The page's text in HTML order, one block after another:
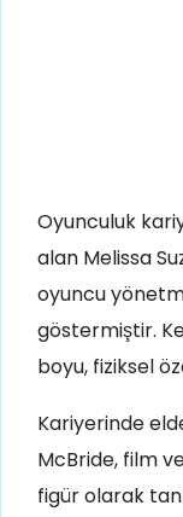
Oyunculuk
alan Melissa
oyuncu
göstermiştir.
boyu, fiziksel
Kariyerinde
McBride, film
figür olarak